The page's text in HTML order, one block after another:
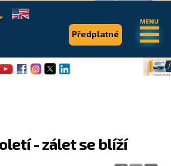
- zálet se blíží
Předplatné
.